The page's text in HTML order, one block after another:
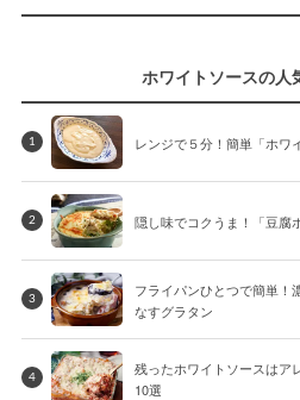
ホワイトソースの人
1 レンジで５分！簡単「ホワ
2 隠し味でコクうま！「豆腐
3
フライパンひとつで簡単！
なすグラタン
4
残ったホワイトソースはア
10選